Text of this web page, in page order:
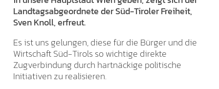
Landtagsabgeordnete der Süd-Tiroler Freiheit,
Sven Knoll, erfreut.
Es ist uns gelungen, diese für die Bürger und die
Wirtschaft Süd-Tirols so wichtige direkte
Zugverbindung durch hartnäckige politische
Initiativen zu realisieren.